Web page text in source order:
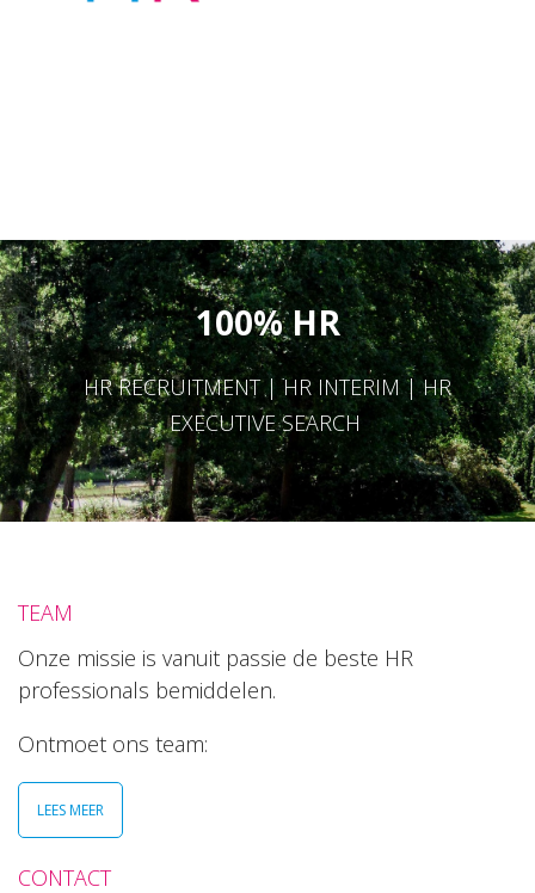
100% HR
HR RECRUITMENT | HR INTERIM | HR
EXECUTIVE SEARCH
TEAM
Onze missie is vanuit passie de beste HR
professionals bemiddelen.
Ontmoet ons team:
LEES MEER
CONTACT